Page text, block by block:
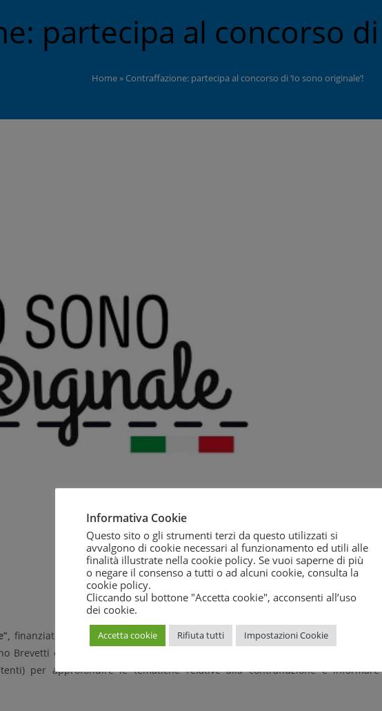
partecipa al concorso di
Home» Contraffazione: partecipa al concorso di ‘Io sono originale’!
finanziato dal Ministero dello Sviluppo Economico – Direzione Generale per la
Brevetti e Marchi e diretto alle associazioni dei consumatori aderenti al CNCU
per approfondire le tematiche relative alla contraffazione e
Informativa Cookie
Questo sito o gli strumenti terzi da questo utilizzati si
avvalgono di cookie necessari al funzionamento ed utili alle
finalità illustrate nella cookie policy. Se vuoi saperne di più
o negare il consenso a tutti o ad alcuni cookie, consulta la
cookie policy.
Cliccando sul bottone "Accetta cookie", acconsenti all’uso
dei cookie.
Accetta cookie Rifiuta tutti Impostazioni Cookie